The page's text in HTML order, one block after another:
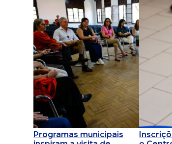
Programas municipais